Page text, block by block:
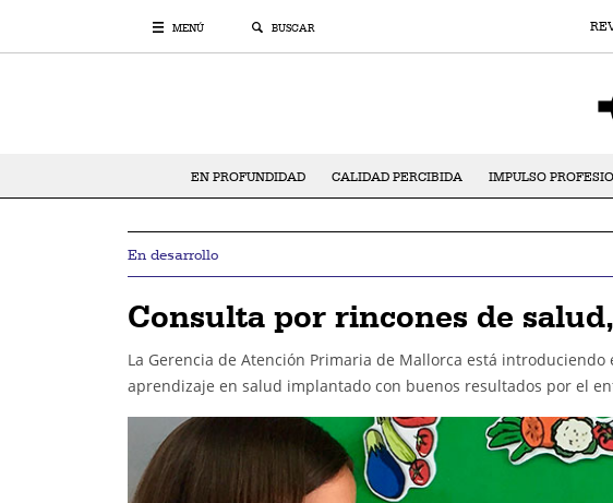
MENÚ BUSCAR
EN PROFUNDIDAD CALIDAD PERCIBIDA IMPULSO
En desarrollo
Consulta por rincones de
La Gerencia de Atención Primaria de Mallorca está
aprendizaje en salud implantado con buenos resultados por el